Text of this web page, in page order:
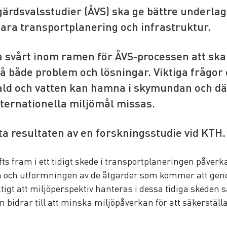
(ÅVS) ska ge bättre
transportplanering och infrastruktur.
svårt inom ramen för ÅVS-processen att
både problem och lösningar. Viktiga
och vatten kan hamna i skymundan och
miljömål missas.
resultaten av en forskningsstudie vid KTH.
fram i ett tidigt skede i transportplaneringen
och utformningen av de åtgärder som kommer att
att miljöperspektiv hanteras i dessa tidiga skeden
bidrar till att minska miljöpåverkan för att